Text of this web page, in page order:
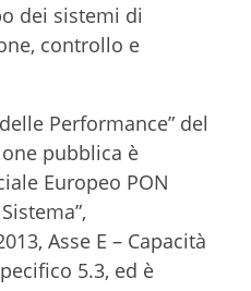
dei sistemi di
controllo e
Performance” del
pubblica è
Europeo PON
Asse E – Capacità
5.3, ed è